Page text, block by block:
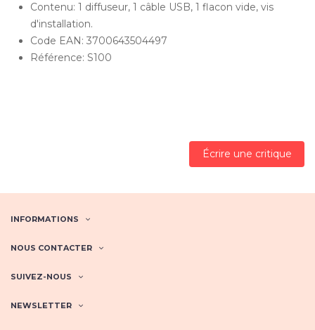
Contenu: 1 diffuseur, 1 câble USB, 1 flacon vide, vis
d'installation.
Code EAN: 3700643504497
Référence: S100
Écrire une critique
INFORMATIONS
NOUS CONTACTER
SUIVEZ-NOUS
NEWSLETTER